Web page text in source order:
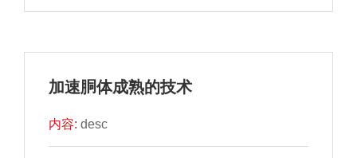
加速胴体成熟的技术
内容:desc